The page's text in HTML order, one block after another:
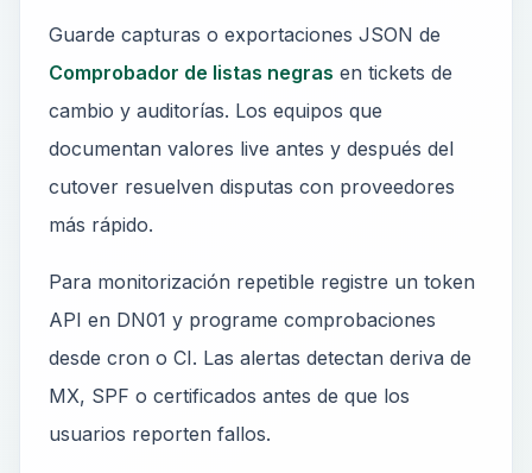
Guarde capturas o exportaciones JSON de
Comprobador de listas negras en tickets de
cambio y auditorías. Los equipos que
documentan valores live antes y después del
cutover resuelven disputas con proveedores
más rápido.
Para monitorización repetible registre un token
API en DN01 y programe comprobaciones
desde cron o CI. Las alertas detectan deriva de
MX, SPF o certificados antes de que los
usuarios reporten fallos.